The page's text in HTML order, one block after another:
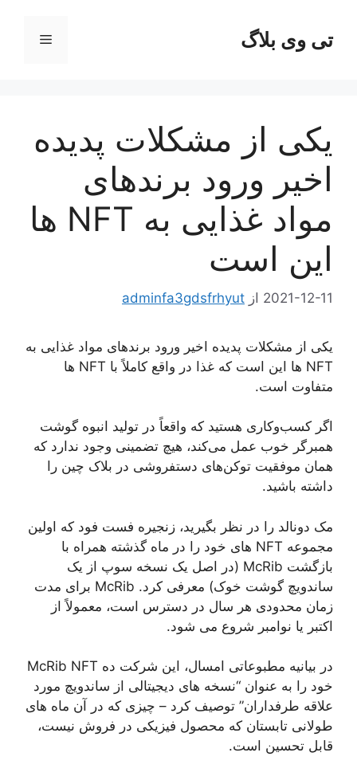
محتواتی وی بلاگ فهرست
یکی از مشکلات پدیده
اخیر ورود برندهای
مواد غذایی به NFT ها
این است
2021-12-11 از adminfa3gdsfrhyut
یکی از مشکلات پدیده اخیر ورود برندهای مواد غذایی به
NFT ها این است که غذا در واقع کاملاً با NFT ها
متفاوت است.
اگر کسب‌وکاری هستید که واقعاً در تولید انبوه گوشت
همبرگر خوب عمل می‌کند، هیچ تضمینی وجود ندارد که
همان موفقیت توکن‌های دستفروشی در بلاک چین را
داشته باشید.
مک دونالد را در نظر بگیرید، زنجیره فست فود که اولین
مجموعه NFT های خود را در ماه گذشته همراه با
بازگشت McRib (در اصل یک نسخه سوپ از یک
ساندویچ گوشت خوک) معرفی کرد. McRib برای مدت
زمان محدودی هر سال در دسترس است، معمولاً از
اکتبر یا نوامبر شروع می شود.
در بیانیه مطبوعاتی امسال، این شرکت ده McRib NFT
خود را به عنوان “نسخه های دیجیتالی از ساندویچ مورد
علاقه طرفداران” توصیف کرد – چیزی که در آن ماه های
طولانی تابستان که محصول فیزیکی در فروش نیست،
قابل تحسین است.